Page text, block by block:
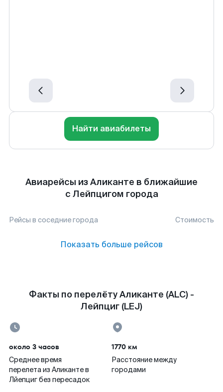
Найти авиабилеты
Авиарейсы из Аликанте в ближайшие
с Лейпцигом города
Рейсы в соседние города Стоимость
Показать больше рейсов
Факты по перелёту Аликанте (ALC) -
Лейпциг (LEJ)
около 3 часов
Среднее время
перелета из Аликанте в
Лйепциг без пересадок
1770 км
Расстояние между
городами